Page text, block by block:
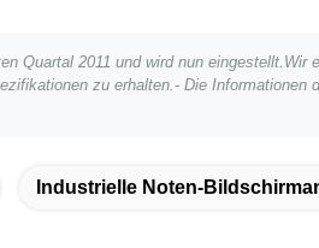
Quartal 2011 und wird nun eingestellt.Wir
zu erhalten.- Die Informationen
Industrielle Noten-